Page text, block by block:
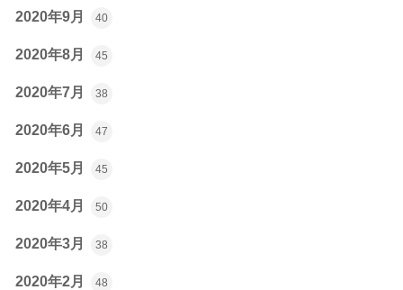
2020年9月 40
2020年8月 45
2020年7月 38
2020年6月 47
2020年5月 45
2020年4月 50
2020年3月 38
2020年2月 48